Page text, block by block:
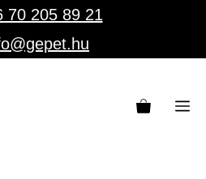
70 205 89 21